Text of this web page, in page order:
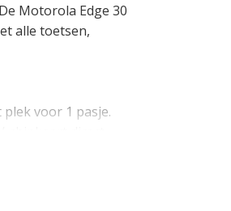
Motorola Edge 30
alle toetsen,
voor 1 pasje.